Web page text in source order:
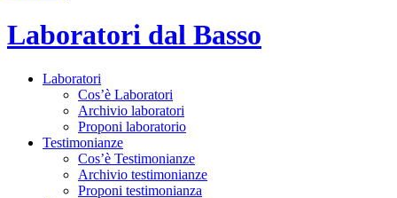
Laboratori dal Basso
Laboratori
Cos’è Laboratori
Archivio laboratori
Proponi laboratorio
Testimonianze
Cos’è Testimonianze
Archivio testimonianze
Proponi testimonianza